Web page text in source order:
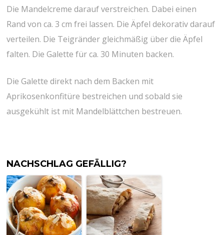
Die Mandelcreme darauf verstreichen. Dabei einen
Rand von ca. 3 cm frei lassen. Die Äpfel dekorativ darauf
verteilen. Die Teigränder gleichmäßig über die Äpfel
falten. Die Galette für ca. 30 Minuten backen.
Die Galette direkt nach dem Backen mit
Aprikosenkonfitüre bestreichen und sobald sie
ausgekühlt ist mit Mandelblättchen bestreuen.
NACHSCHLAG GEFÄLLIG?